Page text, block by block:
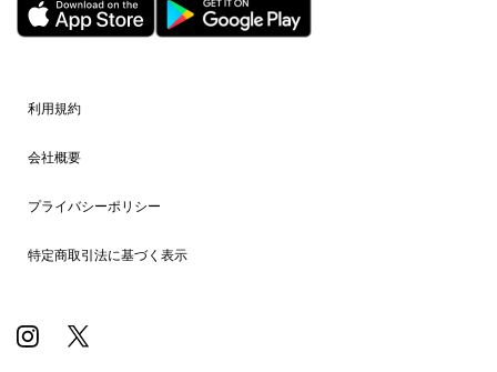
利用規約
会社概要
プライバシーポリシー
特定商取引法に基づく表示